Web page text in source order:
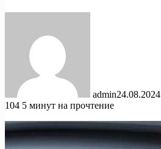
admin24.08.2024
104 5 минут на прочтение